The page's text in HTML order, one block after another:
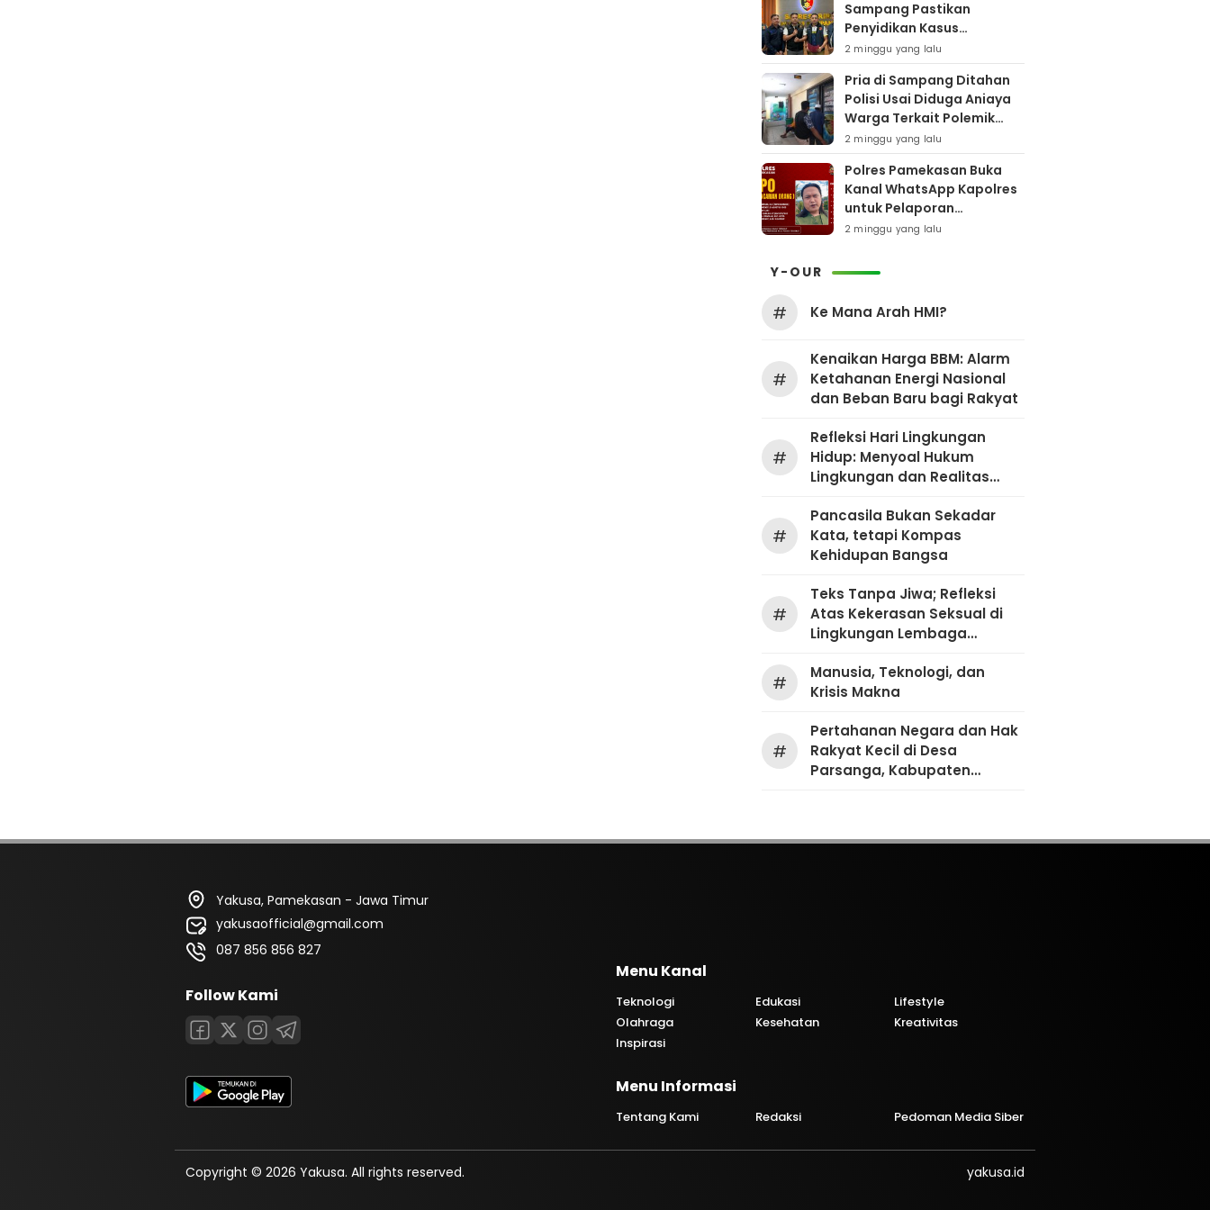
Sampang Pastikan
Penyidikan Kasus
Rudapaksa Anak Berjalan
Sesuai Fakta Hukum
2 minggu yang lalu
Pria di Sampang Ditahan
Polisi Usai Diduga Aniaya
Warga Terkait Polemik
Bansos
2 minggu yang lalu
Polres Pamekasan Buka
Kanal WhatsApp Kapolres
untuk Pelaporan
Keberadaan DPO AEF
2 minggu yang lalu
Y-OUR
# Ke Mana Arah HMI?
#
Kenaikan Harga BBM: Alarm
Ketahanan Energi Nasional
dan Beban Baru bagi Rakyat
#
Refleksi Hari Lingkungan
Hidup: Menyoal Hukum
Lingkungan dan Realitas
#
Pancasila Bukan Sekadar
Kata, tetapi Kompas
Kehidupan Bangsa
#
Teks Tanpa Jiwa; Refleksi
Atas Kekerasan Seksual di
Lingkungan Lembaga
#
Manusia, Teknologi, dan
Krisis Makna
#
Pertahanan Negara dan Hak
Rakyat Kecil di Desa
Parsanga, Kabupaten
Yakusa, Pamekasan - Jawa Timur
yakusaofficial@gmail.com
087 856 856 827
Follow Kami
Menu Kanal
Teknologi Edukasi
Lifestyle
Olahraga
Kesehatan
Kreativitas
Inspirasi
Menu Informasi
Tentang Kami Redaksi Pedoman Media Siber
Copyright © 2026 Yakusa. All rights reserved. yakusa.id